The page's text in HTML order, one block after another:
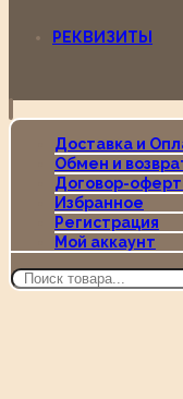
РЕКВИЗИТЫ
Доставка и
Обмен и
Договор-
Избранное
Регистрация
Мой аккаунт